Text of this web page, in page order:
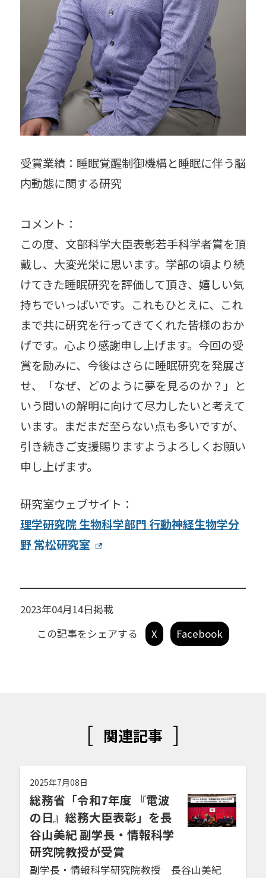
受賞業績：睡眠覚醒制御機構と睡眠に伴う脳
内動態に関する研究
コメント：
この度、文部科学大臣表彰若手科学者賞を頂
戴し、大変光栄に思います。学部の頃より続
けてきた睡眠研究を評価して頂き、嬉しい気
持ちでいっぱいです。これもひとえに、これ
まで共に研究を行ってきてくれた皆様のおか
げです。心より感謝申し上げます。今回の受
賞を励みに、今後はさらに睡眠研究を発展さ
せ、「なぜ、どのように夢を見るのか？」と
いう問いの解明に向けて尽力したいと考えて
います。まだまだ至らない点も多いですが、
引き続きご支援賜りますようよろしくお願い
申し上げます。
研究室ウェブサイト：
理学研究院 生物科学部門 行動神経生物学分
野 常松研究室
2023年04月14日掲載
この記事をシェアする
X Facebook
関連記事
2025年7月08日
総務省「令和7年度 『電波
の日』総務大臣表彰」を長
谷山美紀 副学長・情報科学
研究院教授が受賞
副学長・情報科学研究院教授 長谷山美紀